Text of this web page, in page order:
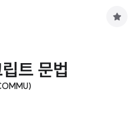
트 문법
구